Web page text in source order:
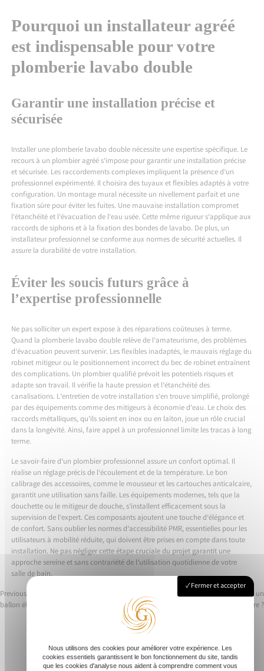
Pourquoi un installateur agréé
est indispensable pour votre
plomberie lavabo double
Garantir une installation précise et
sécurisée
Installer une plomberie lavabo double nécessite une expertise spécifique. Le
recours à un plombier agréé s’impose pour garantir une installation précise
et sécurisée. Les raccordements complexes impliquent la présence d’un
professionnel expérimenté. Il choisira des tuyaux et flexibles adaptés à votre
configuration. Un montage mural nécessite un nivellement parfait et une
fixation sûre pour éviter les fuites. Une mauvaise installation compromet
l’étanchéité et l’évacuation de l’eau usée. Cette même rigueur s’applique aux
raccords de siphons et à la fixation des bondes de lavabo. De plus, un
installateur professionnel se conforme aux normes de sécurité actuelles. Il
assure la durabilité de votre installation.
Éviter les soucis futurs grâce à
l’expertise professionnelle
Ne pas solliciter un expert expose à des réparations coûteuses à terme.
Quand la plomberie lavabo double relève de l’amateurisme, des problèmes
d’évacuation peuvent survenir. Les flexibles inadaptés, le mauvais réglage du
robinet mitigeur ou le positionnement incorrect du bec de robinet entraînent
des complications. Un plombier qualifié prévoit les potentiels risques et
adapte son travail. Il vérifie la haute pression et l’étanchéité des
canalisations. L’entretien de votre installation s’en trouve simplifié, prolongé
par des équipements comme des mitigeurs à économie d’eau. Le choix des
raccords métalliques, qu’ils soient en inox ou en laiton, joue un rôle crucial
dans la longévité. Ainsi, faire appel à un professionnel limite les tracas à long
terme.
Le savoir-faire d’un plombier professionnel assure un confort optimal. Il
réalise un réglage précis de l’écoulement et de la température. Le bon
calibrage des accessoires, comme le mousseur et les cartouches anticalcaire,
garantit une utilisation sans faille. Les équipements modernes, tels que la
douchette ou le mitigeur de douche, s’installent efficacement sous la
supervision de l’expert. Ces composants ajoutent une touche d’élégance et
de confort. Sans oublier les normes d’accessibilité PMR, essentielles pour les
utilisateurs à mobilité réduite, qui doivent être prises en compte dans toute
installation. Ne pas négliger cette étape cruciale du projet garantit une
approche sereine et sans contrariété de l’utilisation quotidienne de votre
salle de bain.
l’article
Previous:
ballon électrique
Next:Pourquoi choisir un artisan pour un
placard sur mesure ?
Fermer et accepter
Nous utilisons des cookies pour améliorer votre expérience. Les
cookies essentiels garantissent le bon fonctionnement du site, tandis
que les cookies d'analyse nous aident à comprendre comment vous